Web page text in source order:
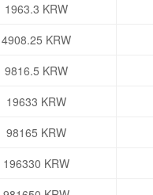
1963.3 KRW
4908.25 KRW
9816.5 KRW
19633 KRW
98165 KRW
196330 KRW